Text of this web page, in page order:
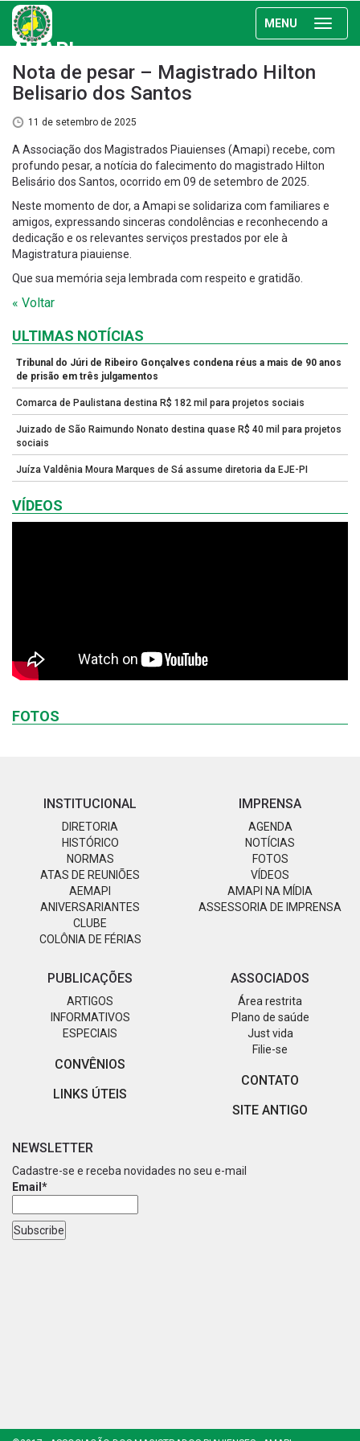
MENU
AMAPI
Nota de pesar – Magistrado Hilton
Belisario dos Santos
11 de setembro de 2025
A Associação dos Magistrados Piauienses (Amapi) recebe, com
profundo pesar, a notícia do falecimento do magistrado Hilton
Belisário dos Santos, ocorrido em 09 de setembro de 2025.
Neste momento de dor, a Amapi se solidariza com familiares e
amigos, expressando sinceras condolências e reconhecendo a
dedicação e os relevantes serviços prestados por ele à
Magistratura piauiense.
Que sua memória seja lembrada com respeito e gratidão.
« Voltar
ULTIMAS NOTÍCIAS
Tribunal do Júri de Ribeiro Gonçalves condena réus a mais de 90 anos
de prisão em três julgamentos
Comarca de Paulistana destina R$ 182 mil para projetos sociais
Juizado de São Raimundo Nonato destina quase R$ 40 mil para projetos
sociais
Juíza Valdênia Moura Marques de Sá assume diretoria da EJE-PI
VÍDEOS
FOTOS
INSTITUCIONAL
DIRETORIA
HISTÓRICO
NORMAS
ATAS DE REUNIÕES
AEMAPI
ANIVERSARIANTES
CLUBE
COLÔNIA DE FÉRIAS
IMPRENSA
AGENDA
NOTÍCIAS
FOTOS
VÍDEOS
AMAPI NA MÍDIA
ASSESSORIA DE IMPRENSA
PUBLICAÇÕES
ARTIGOS
INFORMATIVOS
ESPECIAIS
CONVÊNIOS
LINKS ÚTEIS
ASSOCIADOS
Área restrita
Plano de saúde
Just vida
Filie-se
CONTATO
SITE ANTIGO
NEWSLETTER
Cadastre-se e receba novidades no seu e-mail
Email*